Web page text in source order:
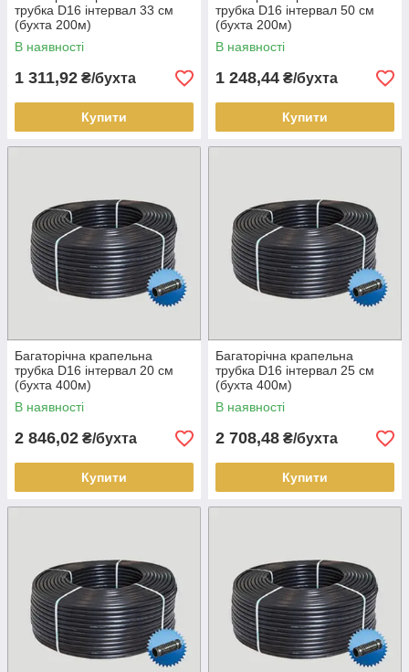
трубка D16 інтервал 33 см
(бухта 200м)
В наявності
1 311,92 ₴/бухта
Купити
трубка D16 інтервал 50 см
(бухта 200м)
В наявності
1 248,44 ₴/бухта
Купити
Багаторічна крапельна
трубка D16 інтервал 20 см
(бухта 400м)
В наявності
2 846,02 ₴/бухта
Купити
Багаторічна крапельна
трубка D16 інтервал 25 см
(бухта 400м)
В наявності
2 708,48 ₴/бухта
Купити